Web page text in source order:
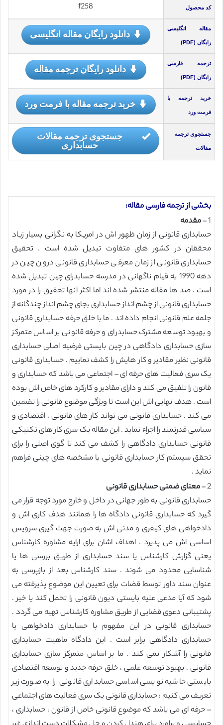
کد محصول f258
مقاله انگلیسی
رایگان (PDF)
دانلود رایگان مقاله انگلیسی
ترجمه فارسی
رایگان (PDF)
دانلود رایگان ترجمه مقاله
خرید ترجمه با
فرمت ورد
خرید ترجمه مقاله با فرمت ورد
جستجوی ترجمه
مقالات
جستجوی ترجمه مقالات
حسابداری
بخشی از ترجمه فارسی مقاله:
1 – مقدمه
حسابداری قانونی از زمان ظهور اش در امریکا به نگرانی بسیار زیاد
محققان در کشور های متفاوت تبدیل شده است . تحقیق
حسابداری قانونی از زمان معرفی حسابداری قانونی درون چین در
دهه 1990 به قیام ناگهانی در مدرسه حسابدرای چین تبدیل شده
است . صد ها مقاله منتشر شده اند اما اکثر آنها تحقیق را در مورد
حسابداری قانونی از چشم انداز حسابداری بجای چشم انداز چندگانه از
جلمه علم قانونی انجام داده اند . ما با خلق حرفه حسابداری قانونی
و بهبود توسعه مشترک حسابدرای و حرفه قانونی بر اساس متمرکز
سازی حسابداری دادگاهی در چین بایستی فرضیه اصلی حسابداری
قانونی نظیر مقادیر و کار هایش را کشف نماییم . حسابداری قانونی
یک سری فعالیت های حرفه ای – اجتماعی می باشد که حسابداری و
قانون را تلفیق می کند و دارای مقادیر و کارکرد های خاص اش بوده
است . هدف نهایی اش این است تا ویژگی موضوع قانونی را تضمین
می کند . حسابداری قانونی می تواند کار های قانونی ، اقتصادی و
سیاسی قدرتمند را اجراء نماید . این مقاله یک سری کار های تکنیکی
قانونی حسابداری دادگاهی را کشف می کند تا گوی اصلی را برای
تحقق سیستم کار حسابداری قانونی با مشخصه های چینی فراهم
نماید .
2 – معنای ضمنی حسابداری قانونی
حسابداری قانونی به طور جهانی در داخل و خارج مورد توجه قرار می
گیرد که حسابداری قانونی دادگاه ها را همانند هدف کاری اش و
دادخواهی های کیفری و مدنی اش به صورت جهت گیری سرویس
اساسی اش می پذیرد . اهداف اشان برای ارایه مشاوره کارشناس
یعنی گزارش کارشناس یا سند حسابداری از طریق بررسی ها یا
شناسایی محدود می شوند . سند کارشناس بعد از بازپرسی به
عنوان سند داور توسط قضات برای تعیین این موضوع پذیرفته می
شود که آیا مدعی علیه بایستی دیون قانونی را تحمل کند یا خیر .
پشتیبانی دعوی قضایی از طریق مشاوره کارشناس تهیه می گردد .
حسابداری قانونی در این مفهوم با حسابداری دادخواهی یا
حسابداری دادگاهی برابر است . این دادگاه ماهیت حسابداری
قانونی را آشکار نمی کند . ما بر اساس متمرکز سازی حسابداری
قانونی ، بهبود توسعه علمی ، خلق حرفه جدید و توسعه اقتصادی
بایستی حاشیه نویسی اساسی حسابداری قانونی را به صورت زیر
تعریف می کنیم : حسابداری قانونی یک سری فعالیت های اجتماعی
– حرفه ای می باشد که موضوع قانونی خاص از قانون ، حسابداری ،